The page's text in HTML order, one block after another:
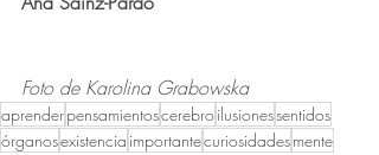
Foto de Karolina Grabowska
aprenderpensamientoscerebro ilusionessentidos
órganosexistencia importantecuriosidadesmente